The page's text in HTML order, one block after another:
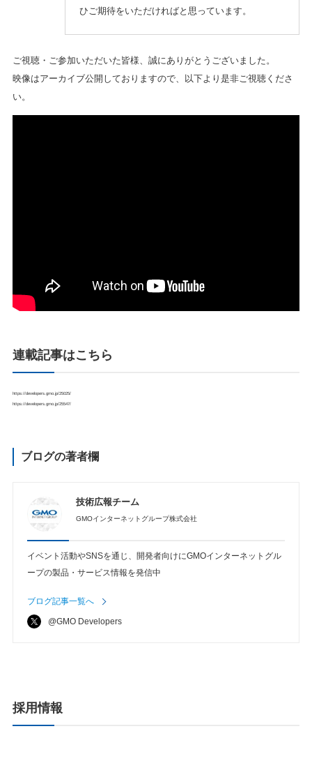
ひご期待をいただければと思っています。
ご視聴・ご参加いただいた皆様、誠にありがとうございました。
映像はアーカイブ公開しておりますので、以下より是非ご視聴くださ
い。
連載記事はこちら
https://developers.gmo.jp/25025/
https://developers.gmo.jp/25547/
ブログの著者欄
技術広報チーム
GMOインターネットグループ株式会社
イベント活動やSNSを通じ、開発者向けにGMOインターネットグル
ープの製品・サービス情報を発信中
ブログ記事一覧へ
@GMO Developers
採用情報